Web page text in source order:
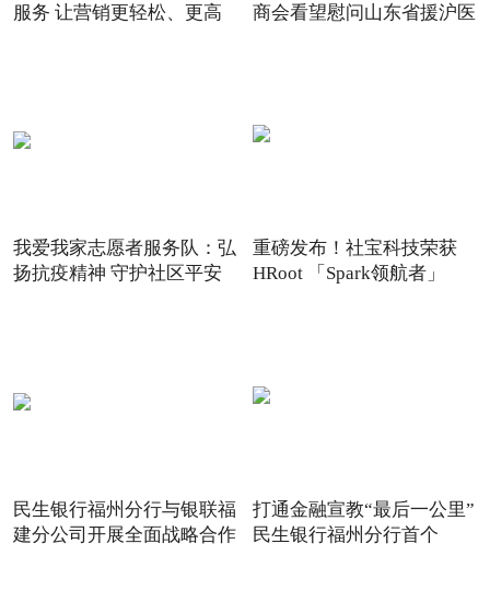
服务 让营销更轻松、更高
商会看望慰问山东省援沪医
我爱我家志愿者服务队：弘
扬抗疫精神 守护社区平安
重磅发布！社宝科技荣获
HRoot 「Spark领航者」
民生银行福州分行与银联福
建分公司开展全面战略合作
打通金融宣教“最后一公里”
民生银行福州分行首个